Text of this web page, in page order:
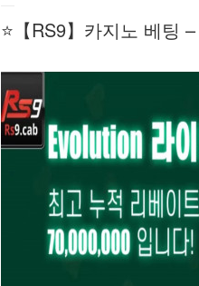
⭐️【RS9】카지노 베팅